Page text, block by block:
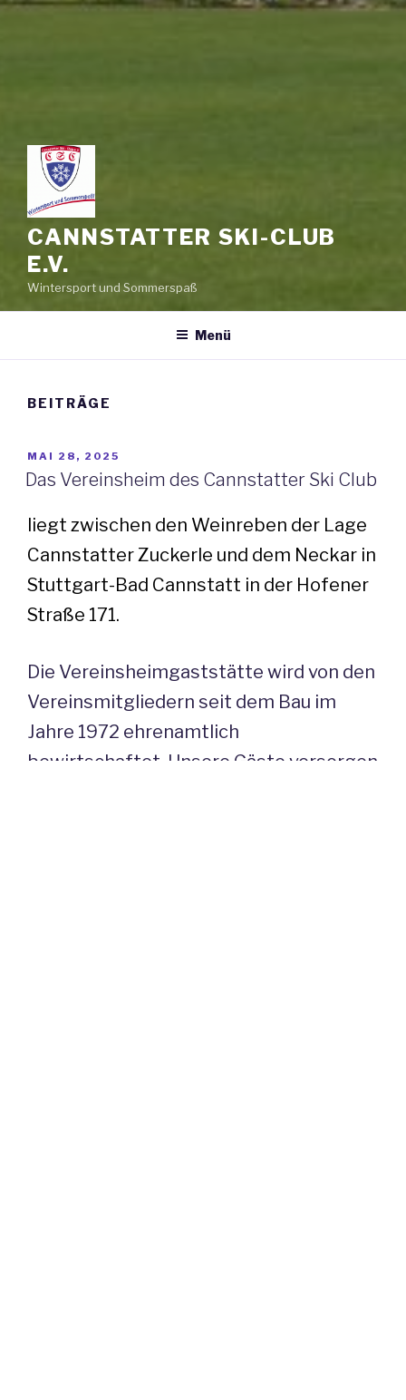
CANNSTATTER SKI-CLUB
E.V.
Wintersport und Sommerspaß
Menü
BEITRÄGE
VERÖFFENTLICHT
AM
MAI 28, 2025
Das Vereinsheim des Cannstatter Ski Club
liegt zwischen den Weinreben der Lage
Cannstatter Zuckerle und dem Neckar in
Stuttgart-Bad Cannstatt in der Hofener
Straße 171.
Die Vereinsheimgaststätte wird von den
Vereinsmitgliedern seit dem Bau im
Jahre 1972 ehrenamtlich
bewirtschaftet. Unsere Gäste versorgen